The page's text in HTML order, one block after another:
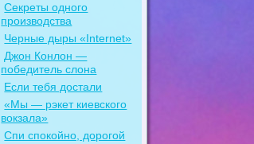
Секреты одного
производства
Черные дыры «Internet»
Джон Конлон —
победитель слона
Если тебя достали
«Мы — рэкет киевского
вокзала»
Спи спокойно, дорогой